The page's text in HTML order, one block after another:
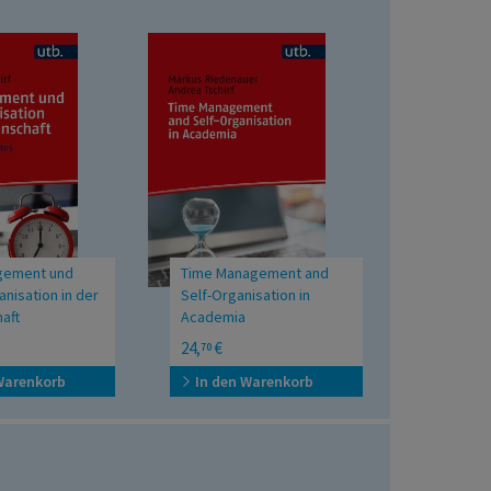
und
in der
Leben in
Time Management and
Self-Organisation in
Academia
Developing a self-directed and
balanced life
24,70 €
In den Warenkorb